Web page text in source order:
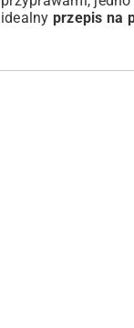
przepis na